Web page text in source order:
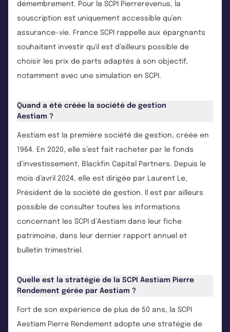
démembrement. Pour la SCPI Pierrerevenus, la
souscription est uniquement accessible qu’en
assurance-vie. France SCPI rappelle aux épargnants
souhaitant investir qu'il est d’ailleurs possible de
choisir les prix de parts adaptés à son objectif,
notamment avec une simulation en SCPI.
Quand a été créée la société de gestion
Aestiam ?
Aestiam est la première société de gestion, créée en
1964. En 2020, elle s’est fait racheter par le fonds
d’investissement, Blackfin Capital Partners. Depuis le
mois d’avril 2024, elle est dirigée par Laurent Le,
Président de la société de gestion. Il est par ailleurs
possible de consulter toutes les informations
concernant les SCPI d’Aestiam dans leur fiche
patrimoine, dans leur dernier rapport annuel et
bulletin trimestriel.
Quelle est la stratégie de la SCPI Aestiam Pierre
Rendement gérée par Aestiam ?
Fort de son expérience de plus de 50 ans, la SCPI
Aestiam Pierre Rendement adopte une stratégie de